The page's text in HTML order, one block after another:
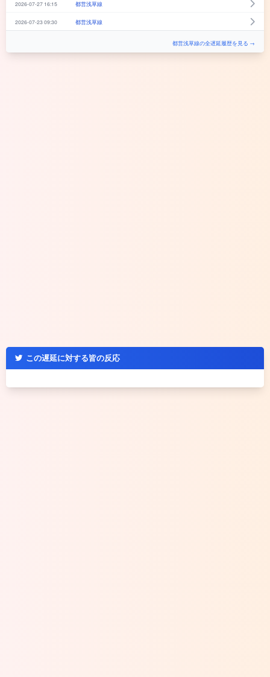
2026-07-27 16:15 都営浅草線
2026-07-23 09:30 都営浅草線
都営浅草線の全遅延履歴を見る →
この遅延に対する皆の反応